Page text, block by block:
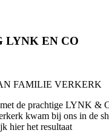
LYNK EN CO
FAMILIE VERKERK
de prachtige LYNK &
kwam bij ons in de
hier het resultaat